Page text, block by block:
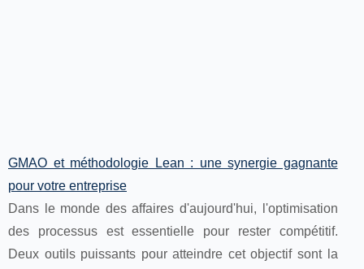
GMAO et méthodologie Lean : une synergie gagnante
pour votre entreprise
Dans le monde des affaires d'aujourd'hui, l'optimisation
des processus est essentielle pour rester compétitif.
Deux outils puissants pour atteindre cet objectif sont la